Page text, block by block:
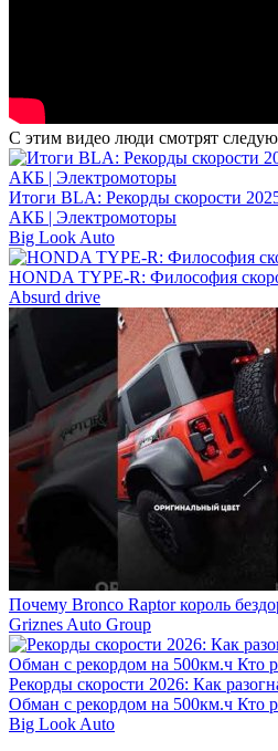
С этим видео люди смотрят
Итоги BLA: Рекорды скорости
АКБ | Электромоторы
Big Look Auto
HONDA TYPE-R: Философия
Absurd drive
Почему Bronco Raptor король
Griznes Auto Group
Рекорды скорости 2026: Как
Обман с рекордом на 500км.ч Кто
Big Look Auto